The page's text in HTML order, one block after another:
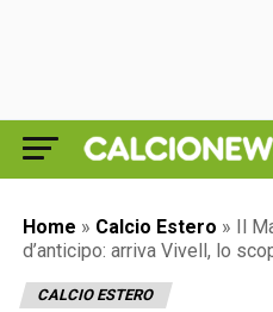
Home » Calcio Estero » Il
d’anticipo: arriva Vivell, lo
CALCIO ESTERO